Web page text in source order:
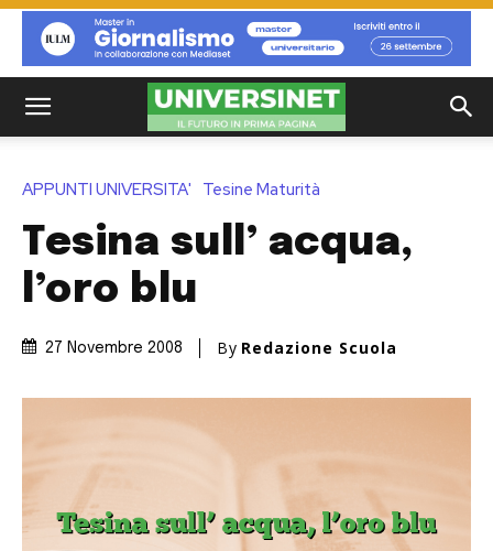
APPUNTI UNIVERSITA' Tesine Maturità
Tesina sull’ acqua,
l’oro blu
27 Novembre 2008 By Redazione Scuola